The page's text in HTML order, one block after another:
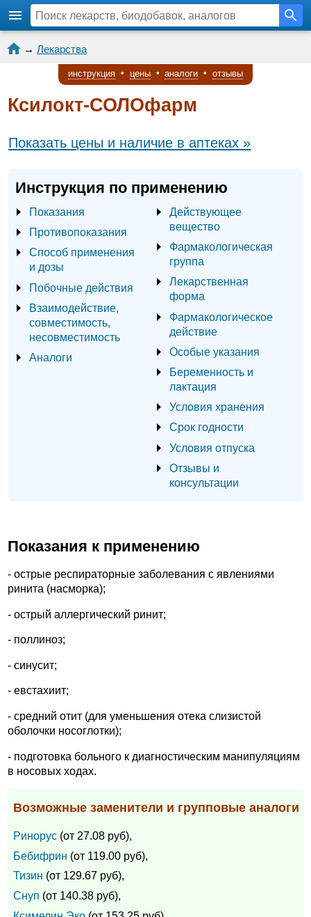
→ Лекарства
инструкция • цены • аналоги • отзывы
Ксилокт-СОЛОфарм
Показать цены и наличие в аптеках »
Инструкция по применению
Показания
Противопоказания
Способ применения
и дозы
Побочные действия
Взаимодействие,
совместимость,
несовместимость
Аналоги
Действующее
вещество
Фармакологическая
группа
Лекарственная
форма
Фармакологическое
действие
Особые указания
Беременность и
лактация
Условия хранения
Срок годности
Условия отпуска
Отзывы и
консультации
Показания к применению
- острые респираторные заболевания с явлениями
ринита (насморка);
- острый аллергический ринит;
- поллиноз;
- синусит;
- евстахиит;
- средний отит (для уменьшения отека слизистой
оболочки носоглотки);
- подготовка больного к диагностическим манипуляциям
в носовых ходах.
Возможные заменители и групповые аналоги
Ринорус (от 27.08 руб),
Бебифрин (от 119.00 руб),
Тизин (от 129.67 руб),
Снуп (от 140.38 руб),